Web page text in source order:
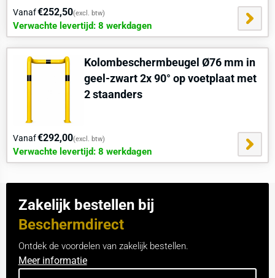
Bevestig de schroeven
– Draai de 8 verzinkte schroeven 8x80
mm vast in de pluggen met een torx bit om een stevige fixatie
te garanderen.
Controleer de stabiliteit – Test of de beugel stevig vastzit
door lichte druk uit te oefenen. Indien nodig, draai de
schroeven verder aan.
nodig voor plaatsing? vraag
Vanaf€252,50(excl. btw)
Verwachte levertijd: 8 werkdagen
Kolombeschermbeugel Ø76 mm in
geel-zwart 2x 90° op voetplaat met
2 staanders
Vanaf€292,00(excl. btw)
Verwachte levertijd: 8 werkdagen
Zakelijk bestellen bij
Beschermdirect
Ontdek de voordelen van zakelijk bestellen.
Meer informatie